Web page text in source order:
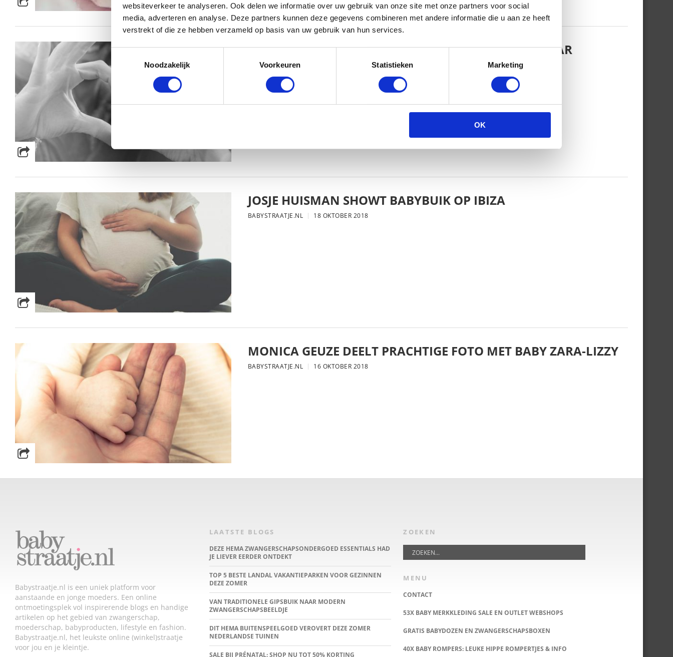
websiteverkeer te analyseren. Ook delen we informatie over uw gebruik van onze site met onze partners voor social
media, adverteren en analyse. Deze partners kunnen deze gegevens combineren met andere informatie die u aan ze heeft
verstrekt of die ze hebben verzameld op basis van uw gebruik van hun services.
Toestemmingsselectie
Noodzakelijk
Voorkeuren Statistieken Marketing
OK
KIM KÖTTER DEELT PRACHTIGE GEZINSFOTO MET HAAR
MANNEN
BABYSTRAATJE.NL
JOSJE HUISMAN SHOWT BABYBUIK OP IBIZA
BABYSTRAATJE.NL 18 OKTOBER 2018
MONICA GEUZE DEELT PRACHTIGE FOTO MET BABY ZARA-LIZZY
BABYSTRAATJE.NL 16 OKTOBER 2018
Babystraatje.nl is een uniek platform voor
aanstaande en jonge moeders. Een online
ontmoetingsplek vol inspirerende blogs en handige
artikelen op het gebied van zwangerschap,
moederschap, babyproducten, lifestyle en fashion.
Babystraatje.nl, het leukste online (winkel)straatje
voor jou en je kleintje.
LAATSTE BLOGS
DEZE HEMA ZWANGERSCHAPSONDERGOED ESSENTIALS HAD
JE LIEVER EERDER ONTDEKT
TOP 5 BESTE LANDAL VAKANTIEPARKEN VOOR GEZINNEN
DEZE ZOMER
VAN TRADITIONELE GIPSBUIK NAAR MODERN
ZWANGERSCHAPSBEELDJE
DIT HEMA BUITENSPEELGOED VEROVERT DEZE ZOMER
NEDERLANDSE TUINEN
SALE BIJ PRÉNATAL: SHOP NU TOT 50% KORTING
ZOEKEN
MENU
CONTACT
53X BABY MERKKLEDING SALE EN OUTLET WEBSHOPS
GRATIS BABYDOZEN EN ZWANGERSCHAPSBOXEN
40X BABY ROMPERS: LEUKE HIPPE ROMPERTJES & INFO